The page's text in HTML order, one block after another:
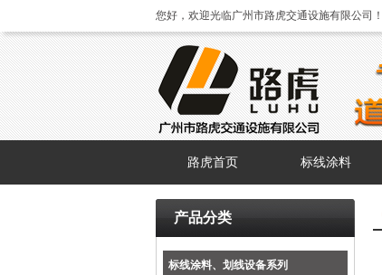
您好，欢迎光临广州市路虎交通设施有限公司！
路虎首页 标线涂料
产品分类
标线涂料、划线设备系列